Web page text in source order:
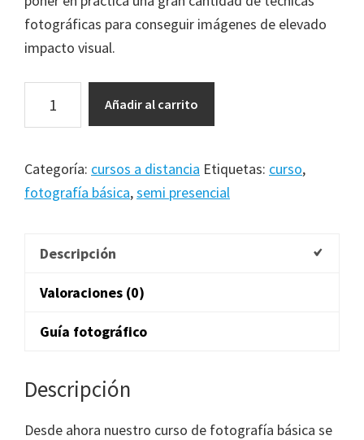
fotográficas para conseguir imágenes de elevado
impacto visual.
básico
semi
Añadir al carrito
Categoría: cursos a distancia Etiquetas: curso,
fotografía básica,semi presencial
Descripción
Valoraciones (0)
Guía fotográfico
Descripción
Desde ahora nuestro curso de fotografía básica se